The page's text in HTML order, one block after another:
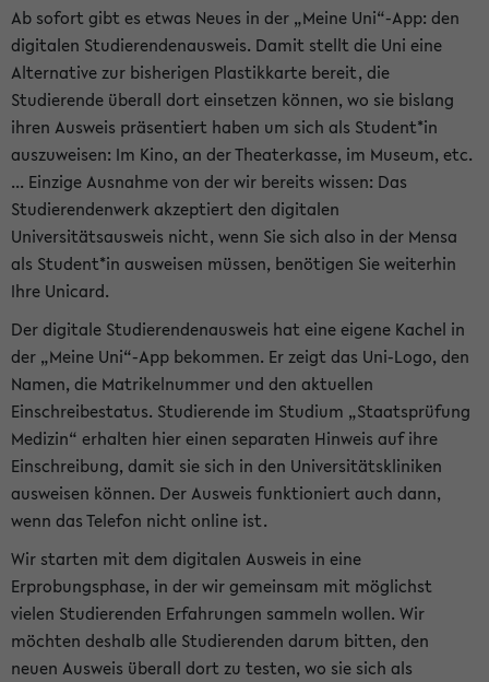
Ab sofort gibt es etwas Neues in der „Meine Uni“-App: den
digitalen Studierendenausweis. Damit stellt die Uni eine
Alternative zur bisherigen Plastikkarte bereit, die
Studierende überall dort einsetzen können, wo sie bislang
ihren Ausweis präsentiert haben um sich als Student*in
auszuweisen: Im Kino, an der Theaterkasse, im Museum, etc.
... Einzige Ausnahme von der wir bereits wissen: Das
Studierendenwerk akzeptiert den digitalen
Universitätsausweis nicht, wenn Sie sich also in der Mensa
als Student*in ausweisen müssen, benötigen Sie weiterhin
Ihre Unicard.
Der digitale Studierendenausweis hat eine eigene Kachel in
der „Meine Uni“-App bekommen. Er zeigt das Uni-Logo, den
Namen, die Matrikelnummer und den aktuellen
Einschreibestatus. Studierende im Studium „Staatsprüfung
Medizin“ erhalten hier einen separaten Hinweis auf ihre
Einschreibung, damit sie sich in den Universitätskliniken
ausweisen können. Der Ausweis funktioniert auch dann,
wenn das Telefon nicht online ist.
Wir starten mit dem digitalen Ausweis in eine
Erprobungsphase, in der wir gemeinsam mit möglichst
vielen Studierenden Erfahrungen sammeln wollen. Wir
möchten deshalb alle Studierenden darum bitten, den
neuen Ausweis überall dort zu testen, wo sie sich als